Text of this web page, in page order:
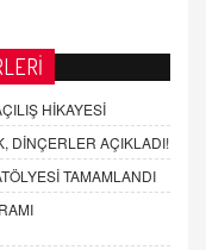
HİKAYESİ
DİNÇERLER AÇIKLADI!
TAMAMLANDI